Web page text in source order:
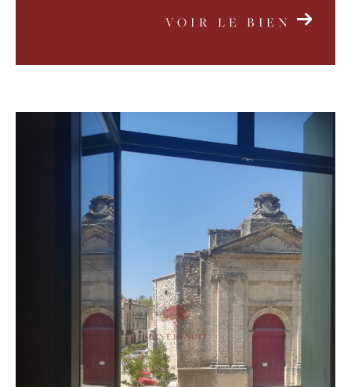
VOIR LE BIEN